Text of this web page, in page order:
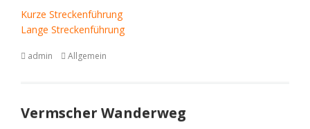
Kurze Streckenführung
Lange Streckenführung
admin Allgemein
Vermscher Wanderweg